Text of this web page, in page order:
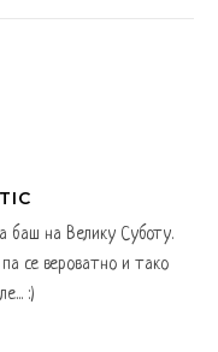
баш на Велику Суботу.
се вероватно и тако
:)